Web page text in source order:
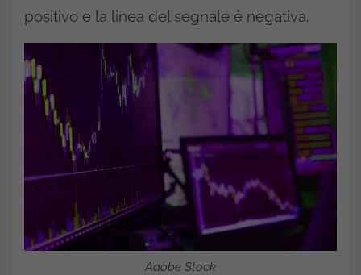
positivo e la linea del segnale è negativa.
Adobe Stock